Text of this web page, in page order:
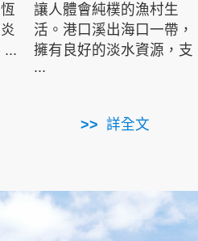
...
讓人體會純樸的漁村生
活。港口溪出海口一帶，
擁有良好的淡水資源，支
...
詳全文